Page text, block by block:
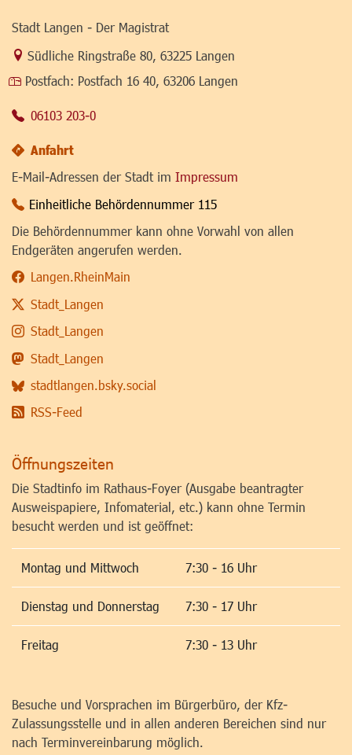
Stadt Langen - Der Magistrat
Link zur Google-Maps Navigation
Südliche Ringstraße 80 63225 Langen
Postfach: Postfach 16 40, 63206 Langen
06103 203-0
Anfahrt
E-Mail-Adressen der Stadt im Impressum
Einheitliche Behördennummer 115
Die Behördennummer kann ohne Vorwahl von allen
Endgeräten angerufen werden.
Langen.RheinMain
Stadt_Langen
Stadt_Langen
Stadt_Langen
stadtlangen.bsky.social
RSS-Feed
Öffnungszeiten
Die Stadtinfo im Rathaus-Foyer (Ausgabe beantragter
Ausweispapiere, Infomaterial, etc.) kann ohne Termin
besucht werden und ist geöffnet:
Montag und Mittwoch 7:30 - 16 Uhr
Dienstag und Donnerstag 7:30 - 17 Uhr
Freitag 7:30 - 13 Uhr
Besuche und Vorsprachen im Bürgerbüro, der Kfz-
Zulassungsstelle und in allen anderen Bereichen sind nur
nach Terminvereinbarung möglich.